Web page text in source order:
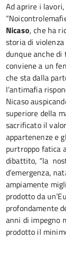
Ad aprire i
Nicaso, che ha
storia di
dunque anche
conviene a un
che sta dalla
l’antimafia
Nicaso
superiore della
sacrificato il
appartenenze e
purtroppo fatica
dibattito, “la
d’emergenza,
ampiamente
prodotto da
profondamente
anni di impegno
prodotto il